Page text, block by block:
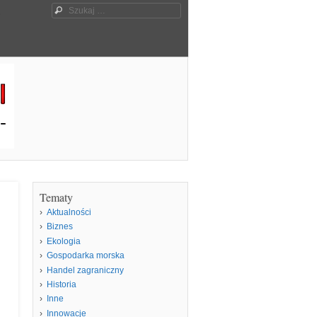
Szukaj
Tematy
Aktualności
Biznes
Ekologia
Gospodarka morska
Handel zagraniczny
Historia
Inne
Innowacje